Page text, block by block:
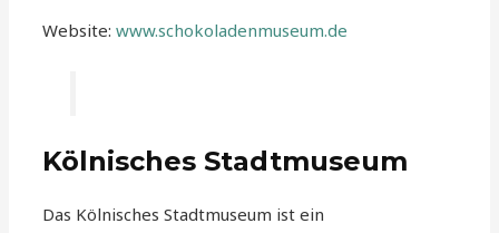
Website:www.schokoladenmuseum.de
Kölnisches Stadtmuseum
Das Kölnisches Stadtmuseum ist ein